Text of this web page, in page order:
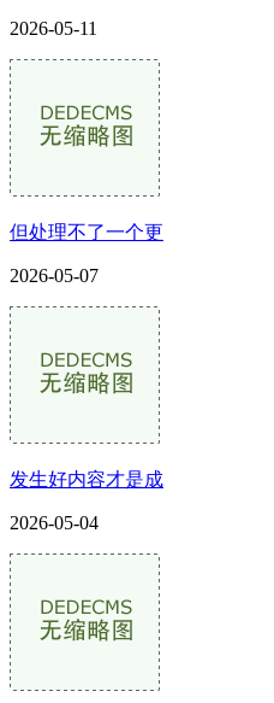
2026-05-11
但处理不了一个更
2026-05-07
发生好内容才是成
2026-05-04